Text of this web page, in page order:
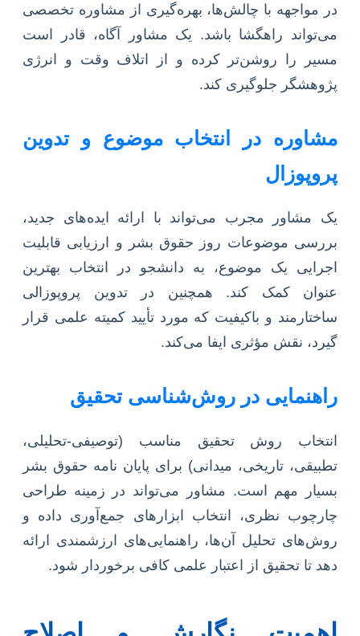
در مواجهه با چالش‌ها، بهره‌گیری از مشاوره تخصصی
می‌تواند راهگشا باشد. یک مشاور آگاه، قادر است
مسیر را روشن‌تر کرده و از اتلاف وقت و انرژی
پژوهشگر جلوگیری کند.
مشاوره در انتخاب موضوع و تدوین
پروپوزال
یک مشاور مجرب می‌تواند با ارائه ایده‌های جدید،
بررسی موضوعات روز حقوق بشر و ارزیابی قابلیت
اجرایی یک موضوع، به دانشجو در انتخاب بهترین
عنوان کمک کند. همچنین در تدوین پروپوزالی
ساختارمند و باکیفیت که مورد تأیید کمیته علمی قرار
گیرد، نقش مؤثری ایفا می‌کند.
راهنمایی در روش‌شناسی تحقیق
انتخاب روش تحقیق مناسب (توصیفی-تحلیلی،
تطبیقی، تاریخی، میدانی) برای پایان نامه حقوق بشر
بسیار مهم است. مشاور می‌تواند در زمینه طراحی
چارچوب نظری، انتخاب ابزارهای جمع‌آوری داده و
روش‌های تحلیل آن‌ها، راهنمایی‌های ارزشمندی ارائه
دهد تا تحقیق از اعتبار علمی کافی برخوردار شود.